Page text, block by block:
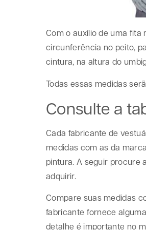
Com o auxílio de uma fita
circunferência no peito,
cintura, na altura do
Todas essas medidas
Consulte a
Cada fabricante de
medidas com as da
pintura. A seguir procure
adquirir.
Compare suas medidas
fabricante fornece
detalhe é importante no